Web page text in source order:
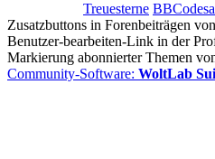
Treuesterne
Zusatzbuttons in Forenbeiträgen
Benutzer-bearbeiten-Link in der
Markierung abonnierter Themen
Community-Software: WoltLab